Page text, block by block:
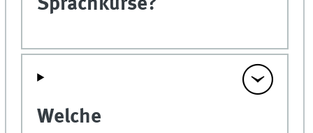
Sprachkurse?
Welche